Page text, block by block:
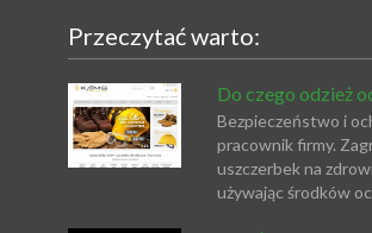
Przeczytać warto:
Do czego odzież
Bezpieczeństwo i
pracownik firmy.
uszczerbek na
używając środków